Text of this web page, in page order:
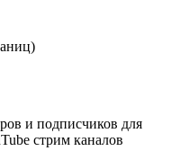
и подписчиков для
стрим каналов